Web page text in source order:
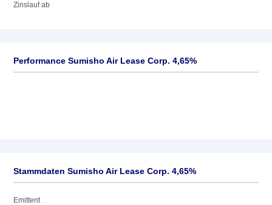
Zinslauf ab
Performance Sumisho Air Lease Corp. 4,65%
Stammdaten Sumisho Air Lease Corp. 4,65%
Emittent